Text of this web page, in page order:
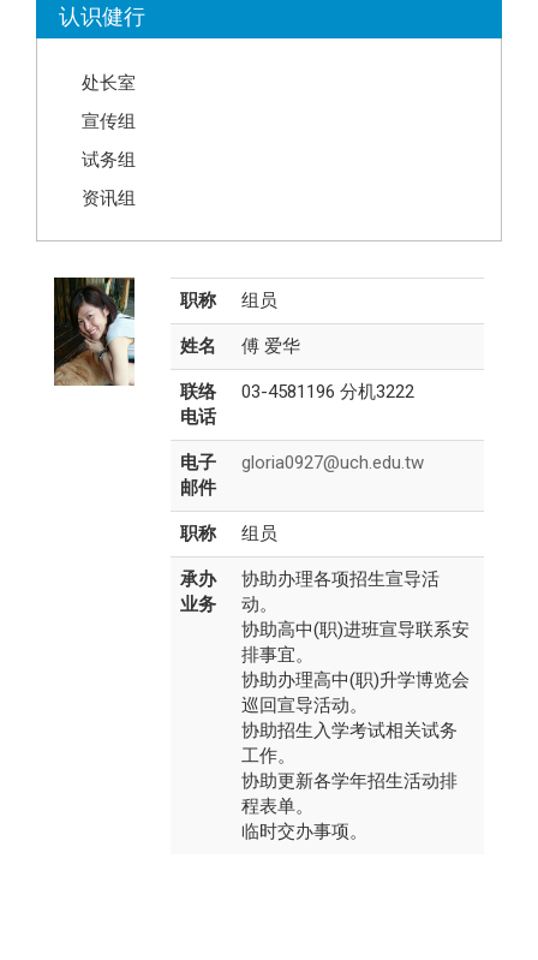
认识健行
处长室
宣传组
试务组
资讯组
职称 组员
姓名 傅 爱华
联络
电话
03-4581196 分机3222
电子
邮件
gloria0927@uch.edu.tw
职称 组员
承办
业务
协助办理各项招生宣导活
动。
协助高中(职)进班宣导联系安
排事宜。
协助办理高中(职)升学博览会
巡回宣导活动。
协助招生入学考试相关试务
工作。
​协助更新各学年招生活动排
程表单。
临时交办事项。